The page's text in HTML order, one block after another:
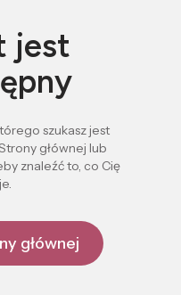
jest
szukasz jest
głównej lub
znaleźć to, co Cię
głównej